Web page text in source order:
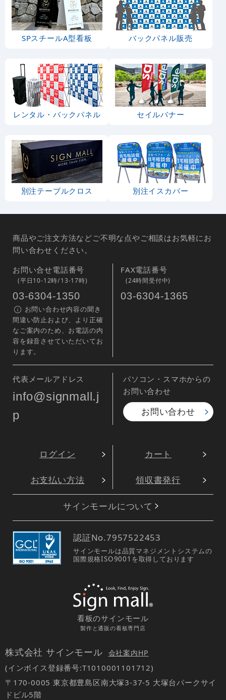
SPスチールA型看板 バックパネル販売
レンタル・バックパネル セイルバナー
別注テーブルクロス 別注イスカバー
商品やご注文方法などご不明な点やご相談はお気軽にお
問い合わせください。
お問い合せ電話番号
(平日10-12時/13-17時)
03-6304-1350
お問い合わせ内容の聞き
間違い防止および、より正確
なご案内のため、お電話の内
容を録音させていただいてお
ります。
FAX電話番号
(24時間受付中)
03-6304-1365
代表メールアドレス
info@signmall.j
p
パソコン・スマホからの
お問い合わせ
お問い合わせ
ログイン カート
お支払い方法 領収書発行
サインモールについて
認証No.7957522453
サインモールは品質マネジメントシステムの
国際規格ISO9001を取得しております
看板のサインモール
製作と通販の看板専門店
株式会社 サインモール 会社案内HP
(インボイス登録番号:T1010001101712)
〒170-0005 東京都豊島区南大塚3-37-5 大塚台パークサイ
ドビル5階